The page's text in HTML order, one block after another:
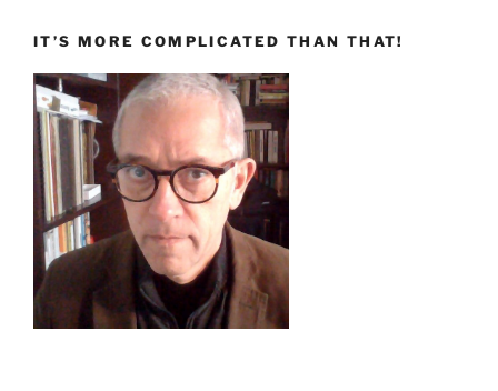
IT’S MORE COMPLICATED THAN THAT!